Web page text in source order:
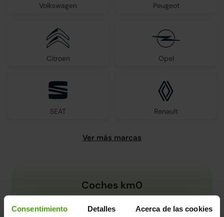
Consentimiento Detalles Acerca de las cookies
Volkswagen Peugeot
Citroen Opel
SEAT Renault
Coches km0